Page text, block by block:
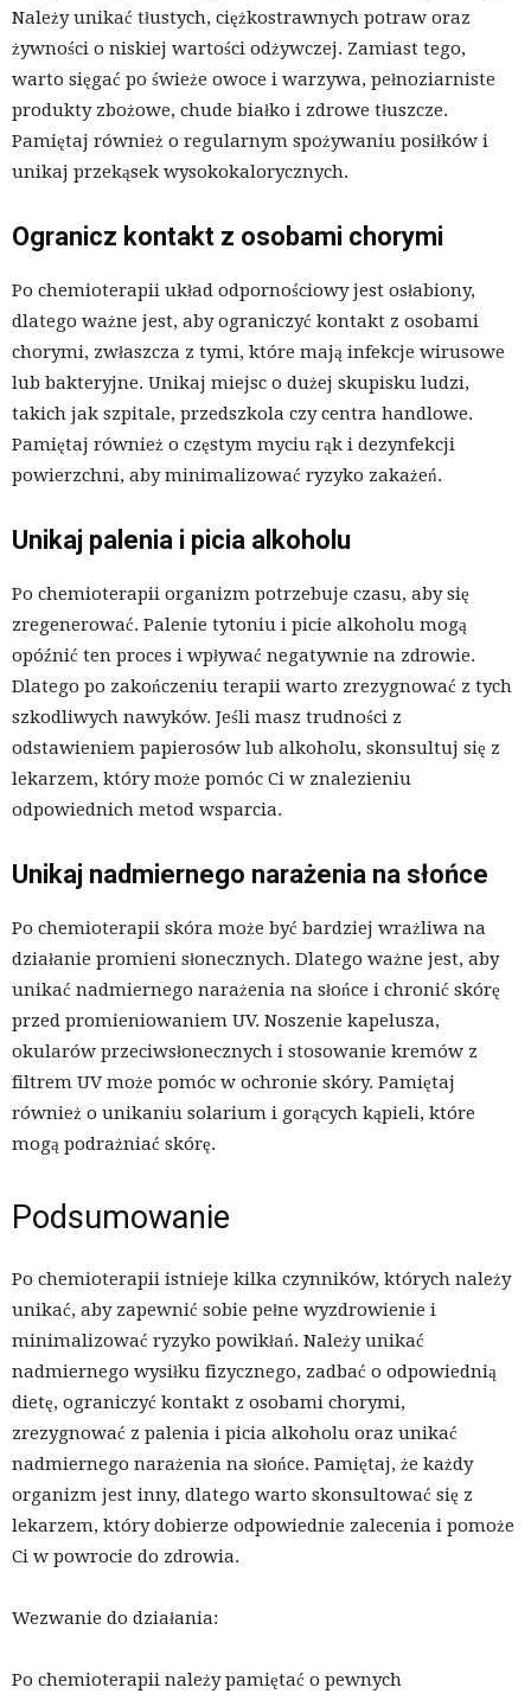
Należy unikać tłustych, ciężkostrawnych potraw oraz
żywności o niskiej wartości odżywczej. Zamiast tego,
warto sięgać po świeże owoce i warzywa, pełnoziarniste
produkty zbożowe, chude białko i zdrowe tłuszcze.
Pamiętaj również o regularnym spożywaniu posiłków i
unikaj przekąsek wysokokalorycznych.
Ogranicz kontakt z osobami chorymi
Po chemioterapii układ odpornościowy jest osłabiony,
dlatego ważne jest, aby ograniczyć kontakt z osobami
chorymi, zwłaszcza z tymi, które mają infekcje wirusowe
lub bakteryjne. Unikaj miejsc o dużej skupisku ludzi,
takich jak szpitale, przedszkola czy centra handlowe.
Pamiętaj również o częstym myciu rąk i dezynfekcji
powierzchni, aby minimalizować ryzyko zakażeń.
Unikaj palenia i picia alkoholu
Po chemioterapii organizm potrzebuje czasu, aby się
zregenerować. Palenie tytoniu i picie alkoholu mogą
opóźnić ten proces i wpływać negatywnie na zdrowie.
Dlatego po zakończeniu terapii warto zrezygnować z tych
szkodliwych nawyków. Jeśli masz trudności z
odstawieniem papierosów lub alkoholu, skonsultuj się z
lekarzem, który może pomóc Ci w znalezieniu
odpowiednich metod wsparcia.
Unikaj nadmiernego narażenia na słońce
Po chemioterapii skóra może być bardziej wrażliwa na
działanie promieni słonecznych. Dlatego ważne jest, aby
unikać nadmiernego narażenia na słońce i chronić skórę
przed promieniowaniem UV. Noszenie kapelusza,
okularów przeciwsłonecznych i stosowanie kremów z
filtrem UV może pomóc w ochronie skóry. Pamiętaj
również o unikaniu solarium i gorących kąpieli, które
mogą podrażniać skórę.
Podsumowanie
Po chemioterapii istnieje kilka czynników, których należy
unikać, aby zapewnić sobie pełne wyzdrowienie i
minimalizować ryzyko powikłań. Należy unikać
nadmiernego wysiłku fizycznego, zadbać o odpowiednią
dietę, ograniczyć kontakt z osobami chorymi,
zrezygnować z palenia i picia alkoholu oraz unikać
nadmiernego narażenia na słońce. Pamiętaj, że każdy
organizm jest inny, dlatego warto skonsultować się z
lekarzem, który dobierze odpowiednie zalecenia i pomoże
Ci w powrocie do zdrowia.
Wezwanie do działania:
Po chemioterapii należy pamiętać o pewnych